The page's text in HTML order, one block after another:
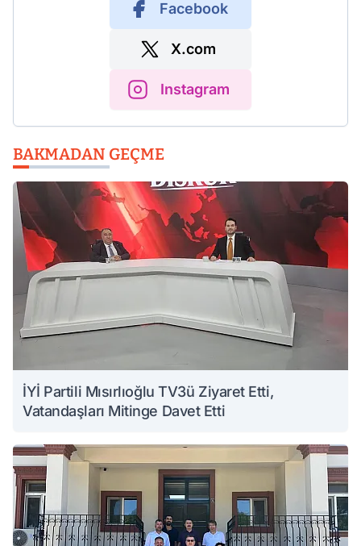
Facebook
X.com
Instagram
BAKMADAN GEÇME
İYİ Partili Mısırlıoğlu TV3ü Ziyaret Etti,
Vatandaşları Mitinge Davet Etti